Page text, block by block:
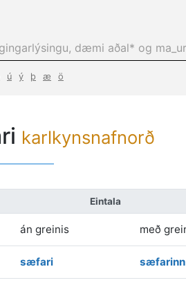
ú ý þ æ ö
karlkynsnafnorð
Eintala
án greinis með
sæfari sæfarinn